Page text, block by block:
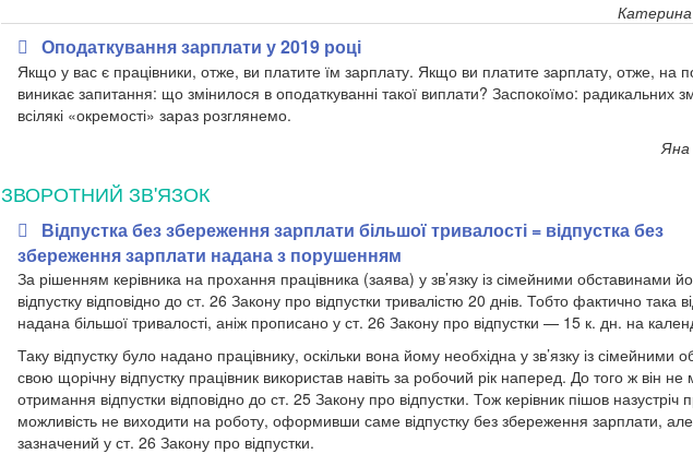
Катерина
Оподаткування зарплати у 2019 році
Якщо у вас є працівники, отже, ви платите їм зарплату. Якщо ви платите зарплату, отже, на
виникає запитання: що змінилося в оподаткуванні такої виплати? Заспокоїмо: радикальних
всілякі «окремості» зараз розглянемо.
ЗВОРОТНИЙ ЗВ'ЯЗОК
Відпустка без збереження зарплати більшої тривалості = відпустка без
збереження зарплати надана з порушенням
За рішенням керівника на прохання працівника (заява) у зв’язку із сімейними обставинами
відпустку відповідно до ст. 26 Закону про відпустки тривалістю 20 днів. Тобто фактично така
надана більшої тривалості, аніж прописано у ст. 26 Закону про відпустки — 15 к. дн. на
Таку відпустку було надано працівнику, оскільки вона йому необхідна у зв’язку із сімейними
свою щорічну відпустку працівник використав навіть за робочий рік наперед. До того ж він
отримання відпустки відповідно до ст. 25 Закону про відпустки. Тож керівник пішов назустріч
можливість не виходити на роботу, оформивши саме відпустку без збереження зарплати,
зазначений у ст. 26 Закону про відпустки.